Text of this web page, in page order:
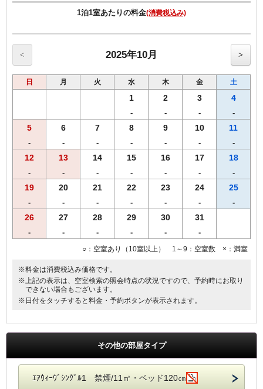
☆館内にコンビニあり
☆シングル11㎡のお部屋のベットサイズは120㎝です。
☆セミダブルとはシングル15㎡の2名様利用です
■宿泊税のご案内■
大阪府条例により、ご宿泊料金に応じた宿泊税を別途頂戴いたしま
す。あらかじめご了承くださいませ。
1泊1室あたりの料金(消費税込み)
< 2025年10月 >
日 月 火 水 木 金 土
1
-
2
-
3
-
4
-
5
-
6
-
7
-
8
-
9
-
10
-
11
-
12
-
13
-
14
-
15
-
16
-
17
-
18
-
19
-
20
-
21
-
22
-
23
-
24
-
25
-
26
-
27
-
28
-
29
-
30
-
31
-
○：空室あり（10室以上） 1～9：空室数 ×：満室
※料金は消費税込み価格です。
※上記の表示は、空室検索の照会時点の状況ですので、予約時にお取り
できない場合もございます。
※日付をタッチすると料金・予約ボタンが表示されます。
その他の部屋タイプ
ｴｱｳｨｰｳﾞｼﾝｸﾞﾙ1 禁煙/11㎡・ベッド120㎝